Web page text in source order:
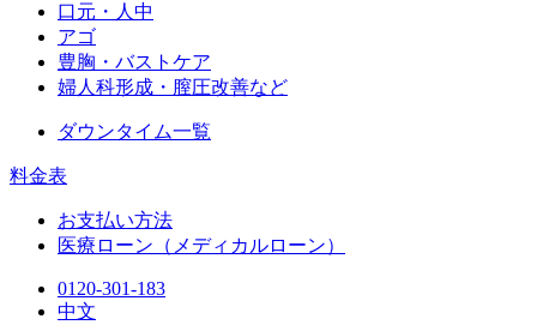
口元・人中
アゴ
豊胸・バストケア
婦人科形成・膣圧改善など
ダウンタイム一覧
料金表
お支払い方法
医療ローン（メディカルローン）
0120-301-183
中文